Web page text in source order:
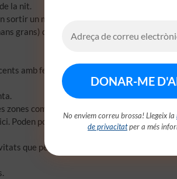
la nit.
un màxim d’una hora.
grans) que convisqui amb ells i no poden
amb febre, que es trobin en quarantena
comunes.
Poden portar joguines pròpies i poden
que permet l’Estat d’Alarma com anar a
No enviem correu brossa! Llegeix la
de privacitatper a més